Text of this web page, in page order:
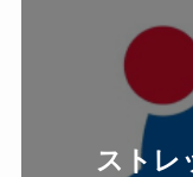
ストレ